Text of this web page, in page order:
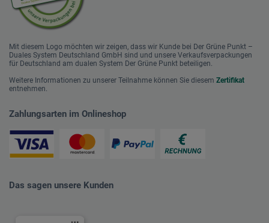
Mit diesem Logo möchten wir zeigen, dass wir Kunde bei Der Grüne Punkt –
Duales System Deutschland GmbH sind und unsere Verkaufsverpackungen
für Deutschland am dualen System Der Grüne Punkt beteiligen.
Weitere Informationen zu unserer Teilnahme können Sie diesem Zertifikat
entnehmen.
Zahlungsarten im Onlineshop
Das sagen unsere Kunden